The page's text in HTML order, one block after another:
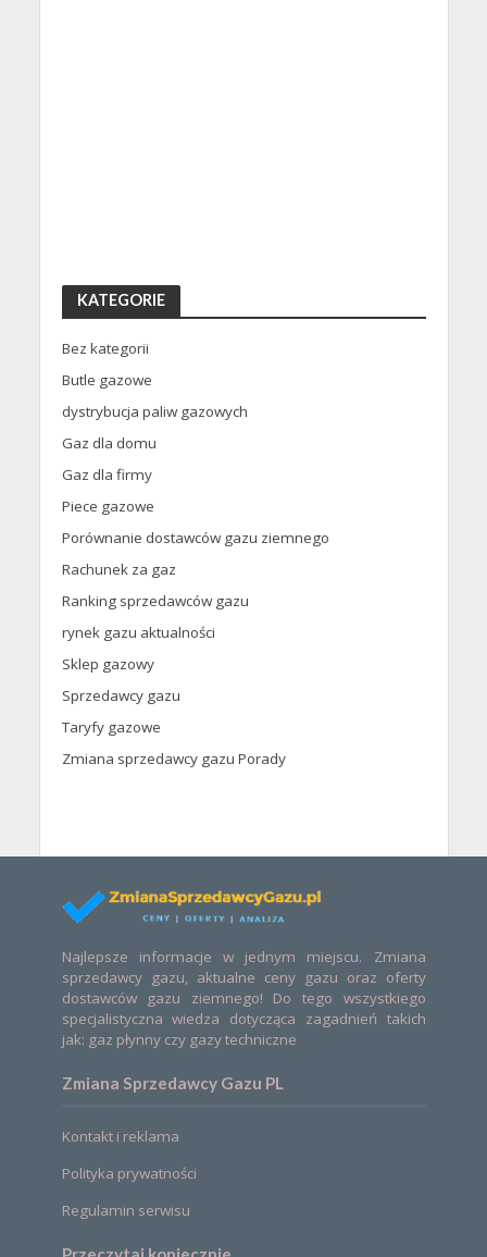
KATEGORIE
Bez kategorii
Butle gazowe
dystrybucja paliw gazowych
Gaz dla domu
Gaz dla firmy
Piece gazowe
Porównanie dostawców gazu ziemnego
Rachunek za gaz
Ranking sprzedawców gazu
rynek gazu aktualności
Sklep gazowy
Sprzedawcy gazu
Taryfy gazowe
Zmiana sprzedawcy gazu Porady
Najlepsze informacje w jednym miejscu. Zmiana
sprzedawcy gazu, aktualne ceny gazu oraz oferty
dostawców gazu ziemnego! Do tego wszystkiego
specjalistyczna wiedza dotycząca zagadnień takich
jak: gaz płynny czy gazy techniczne
Zmiana Sprzedawcy Gazu PL
Kontakt i reklama
Polityka prywatności
Regulamin serwisu